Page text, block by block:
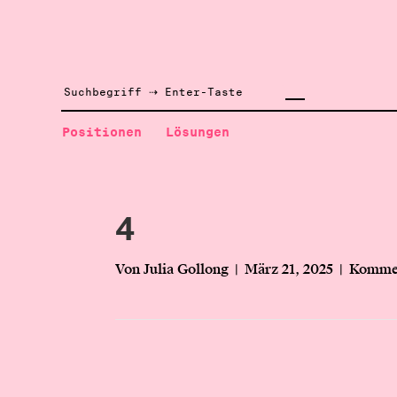
Positionen
Lösungen
4
VonJulia Gollong | März 21, 2025 |